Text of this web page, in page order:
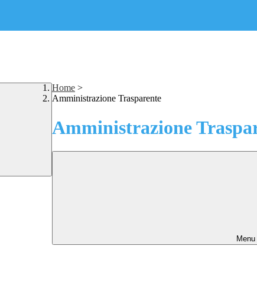
Home >
Amministrazione Trasparente
Amministrazione